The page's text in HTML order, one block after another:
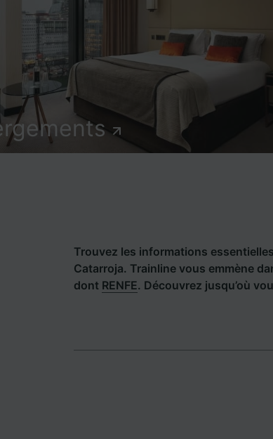
Trouvez les informations
Catarroja. Trainline vous emmène
dont RENFE. Découvrez jusqu’où